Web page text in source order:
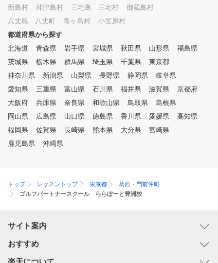
新島村
神津島村 三宅島 三宅村
御蔵島村
八丈島 八丈町
青ヶ島村
小笠原村
都道府県から探す
北海道
青森県 岩手県 宮城県 秋田県 山形県
福島県
茨城県
栃木県 群馬県 埼玉県 千葉県
東京都
神奈川県
新潟県 山梨県 長野県 静岡県
岐阜県
愛知県
三重県 富山県 石川県 福井県 滋賀県
京都府
大阪府
兵庫県 奈良県 和歌山県 鳥取県
島根県
岡山県
広島県 山口県 徳島県 香川県 愛媛県
高知県
福岡県
佐賀県 長崎県 熊本県 大分県
宮崎県
鹿児島県
沖縄県
トップ レッスントップ 東京都
葛西・門前仲町
ゴルフパートナースクール ららぽーと豊洲校
サイト案内
おすすめ